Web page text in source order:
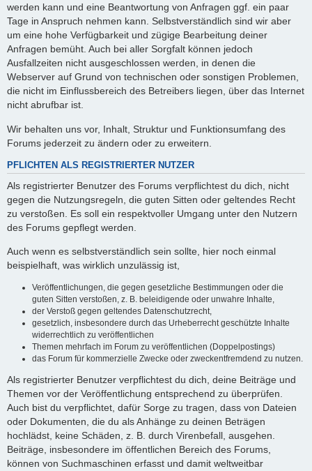
werden kann und eine Beantwortung von Anfragen ggf. ein paar
Tage in Anspruch nehmen kann. Selbstverständlich sind wir aber
um eine hohe Verfügbarkeit und zügige Bearbeitung deiner
Anfragen bemüht. Auch bei aller Sorgfalt können jedoch
Ausfallzeiten nicht ausgeschlossen werden, in denen die
Webserver auf Grund von technischen oder sonstigen Problemen,
die nicht im Einflussbereich des Betreibers liegen, über das Internet
nicht abrufbar ist.
Wir behalten uns vor, Inhalt, Struktur und Funktionsumfang des
Forums jederzeit zu ändern oder zu erweitern.
PFLICHTEN ALS REGISTRIERTER NUTZER
Als registrierter Benutzer des Forums verpflichtest du dich, nicht
gegen die Nutzungsregeln, die guten Sitten oder geltendes Recht
zu verstoßen. Es soll ein respektvoller Umgang unter den Nutzern
des Forums gepflegt werden.
Auch wenn es selbstverständlich sein sollte, hier noch einmal
beispielhaft, was wirklich unzulässig ist,
Veröffentlichungen, die gegen gesetzliche Bestimmungen oder die
guten Sitten verstoßen, z. B. beleidigende oder unwahre Inhalte,
der Verstoß gegen geltendes Datenschutzrecht,
gesetzlich, insbesondere durch das Urheberrecht geschützte Inhalte
widerrechtlich zu veröffentlichen
Themen mehrfach im Forum zu veröffentlichen (Doppelpostings)
das Forum für kommerzielle Zwecke oder zweckentfremdend zu nutzen.
Als registrierter Benutzer verpflichtest du dich, deine Beiträge und
Themen vor der Veröffentlichung entsprechend zu überprüfen.
Auch bist du verpflichtet, dafür Sorge zu tragen, dass von Dateien
oder Dokumenten, die du als Anhänge zu deinen Beträgen
hochlädst, keine Schäden, z. B. durch Virenbefall, ausgehen.
Beiträge, insbesondere im öffentlichen Bereich des Forums,
können von Suchmaschinen erfasst und damit weltweitbar